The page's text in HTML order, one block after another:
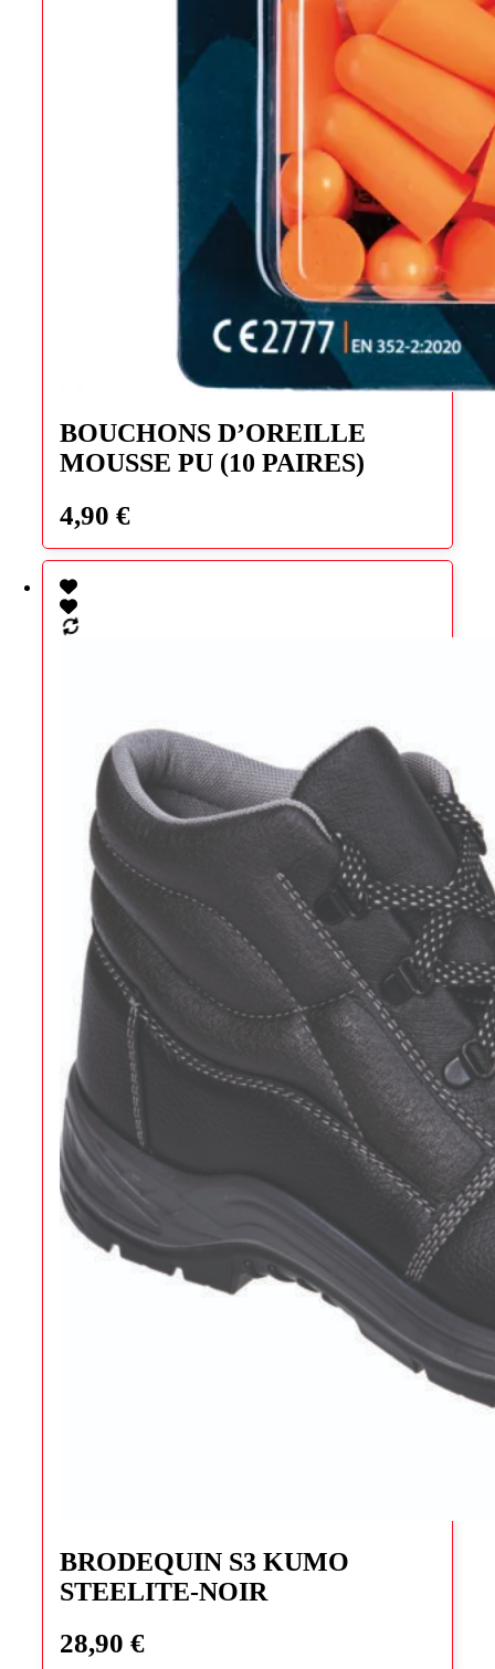
BOUCHONS D’OREILLE
MOUSSE PU (10 PAIRES)
4,90 €
produit
a
plusieurs
Les
options
BRODEQUIN S3 KUMO
STEELITE-NOIR
28,90 €